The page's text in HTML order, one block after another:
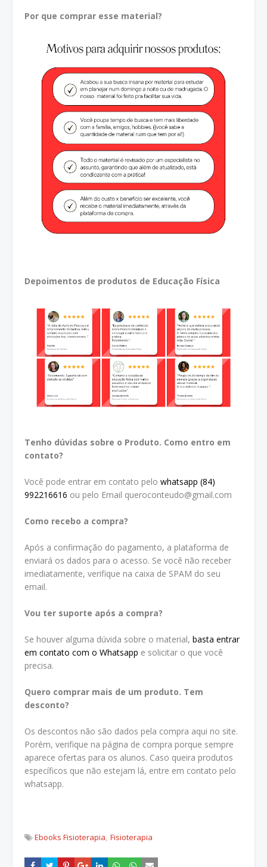
Por que comprar esse material?
Depoimentos de produtos de Educação Física
Tenho dúvidas sobre o Produto. Como entro em
contato?
Você pode entrar em contato pelo whatsapp (84)
992216616 ou pelo Email queroconteudo@gmail.com
Como recebo a compra?
Após a confirmação do pagamento, a plataforma de
enviará os dados para o acesso. Se você não receber
imediatamente, verifique na caixa de SPAM do seu
email.
Vou ter suporte após a compra?
Se houver alguma dúvida sobre o material, basta entrar
em contato com o Whatsapp e solicitar o que você
precisa.
Quero comprar mais de um produto. Tem
desconto?
Os descontos não são dados pela compra aqui no site.
Porém, verifique na página de compra porque sempre
aparece ofertas para os alunos. Caso queira produtos
específicos que não estejam lá, entre em contato pelo
whatsapp.
Ebooks Fisioterapia Fisioterapia